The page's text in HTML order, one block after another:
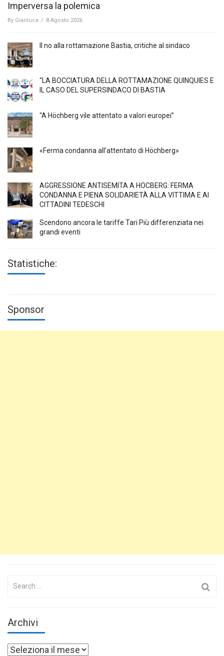
Imperversa la polemica
By Gianluca / 8 Agosto 2026
Il no alla rottamazione Bastia, critiche al sindaco
“LA BOCCIATURA DELLA ROTTAMAZIONE QUINQUIES E
IL CASO DEL SUPERSINDACO DI BASTIA
“A Höchberg vile attentato a valori europei”
«Ferma condanna all’attentato di Höchberg»
AGGRESSIONE ANTISEMITA A HÖCBERG: FERMA
CONDANNA E PIENA SOLIDARIETÀ ALLA VITTIMA E AI
CITTADINI TEDESCHI
Scendono ancora le tariffe Tari Più differenziata nei
grandi eventi
Statistiche:
Sponsor
Search
Archivi
Archivi